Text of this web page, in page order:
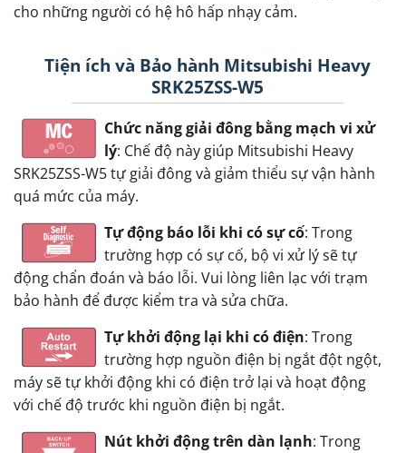
cho những người có hệ hô hấp nhạy cảm.
Tiện ích và Bảo hành Mitsubishi Heavy
SRK25ZSS-W5
Chức năng giải đông bằng mạch vi xử
lý: Chế độ này giúp Mitsubishi Heavy
SRK25ZSS-W5 tự giải đông và giảm thiểu sự vận hành
quá mức của máy.
Tự động báo lỗi khi có sự cố: Trong
trường hợp có sự cố, bộ vi xử lý sẽ tự
động chẩn đoán và báo lỗi. Vui lòng liên lạc với trạm
bảo hành để được kiểm tra và sửa chữa.
Tự khởi động lại khi có điện: Trong
trường hợp nguồn điện bị ngắt đột ngột,
máy sẽ tự khởi động khi có điện trở lại và hoạt động
với chế độ trước khi nguồn điện bị ngắt.
Nút khởi động trên dàn lạnh: Trong